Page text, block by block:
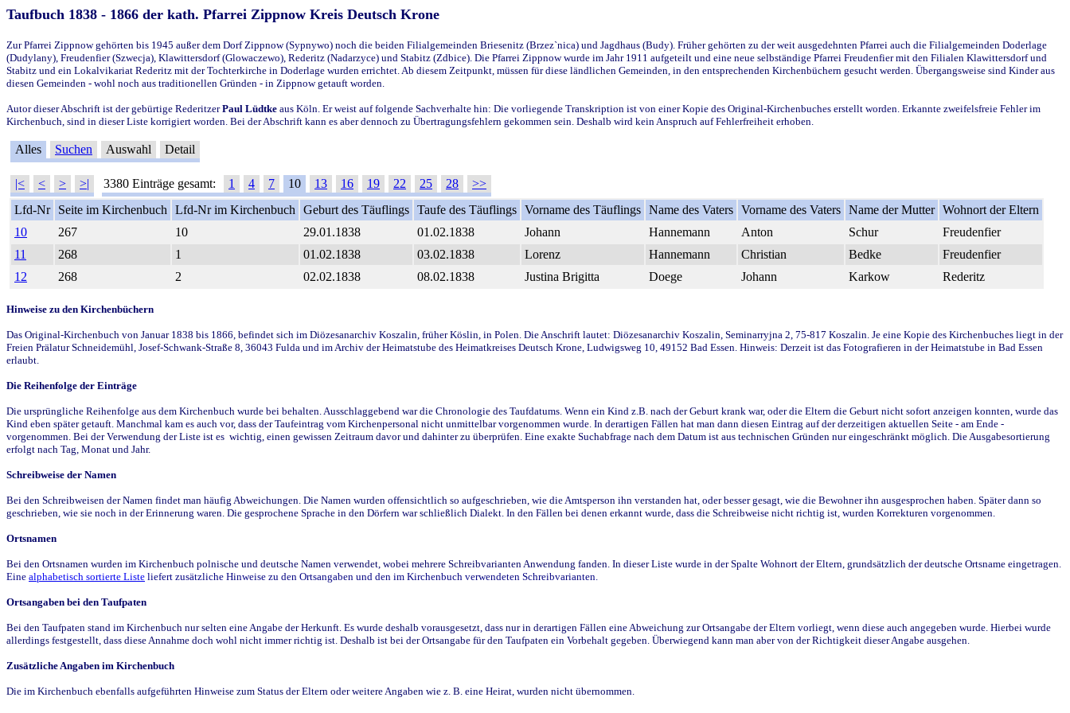
Taufbuch 1838 - 1866 der kath. Pfarrei Zippnow Kreis Deutsch Krone
Zur Pfarrei Zippnow gehörten bis 1945 außer dem Dorf Zippnow (Sypnywo) noch die beiden Filialgemeinden Briesenitz (Brzez`nica) und Jagdhaus (Budy). Früher gehörten zu der weit ausgedehnten Pfarrei auch die Filialgemeinden Doderlage
(Dudylany), Freudenfier (Szwecja), Klawittersdorf (Glowaczewo), Rederitz (Nadarzyce) und Stabitz (Zdbice). Die Pfarrei Zippnow wurde im Jahr 1911 aufgeteilt und eine neue selbständige Pfarrei Freudenfier mit den Filialen Klawittersdorf und
Stabitz und ein Lokalvikariat Rederitz mit der Tochterkirche in Doderlage wurden errichtet. Ab diesem Zeitpunkt, müssen für diese ländlichen Gemeinden, in den entsprechenden Kirchenbüchern gesucht werden. Übergangsweise sind Kinder aus
diesen Gemeinden - wohl noch aus traditionellen Gründen - in Zippnow getauft worden.
Autor dieser Abschrift ist der gebürtige RederitzerPaul Lüdtke aus Köln. Er weist auf folgende Sachverhalte hin: Die vorliegende Transkription ist von einer Kopie des Original-Kirchenbuches erstellt worden. Erkannte zweifelsfreie Fehler im
Kirchenbuch, sind in dieser Liste korrigiert worden. Bei der Abschrift kann es aber dennoch zu Übertragungsfehlern gekommen sein. Deshalb wird kein Anspruch auf Fehlerfreiheit erhoben.
Alles Suchen Auswahl Detail
|< < > >| 3380 Einträge gesamt: 1 4 7 10 13 16 19 22 25 28
>>
Lfd-Nr
Seite im Kirchenbuch Lfd-Nr im Kirchenbuch Geburt des Täuflings Taufe des Täuflings Vorname des Täuflings Name des Vaters Vorname des Vaters Name der Mutter Wohnort der Eltern
10
267 10 29.01.1838 01.02.1838 Johann Hannemann Anton Schur
Freudenfier
11
268 1 01.02.1838 03.02.1838 Lorenz Hannemann Christian Bedke
Freudenfier
12
268 2 02.02.1838 08.02.1838 Justina Brigitta Doege Johann Karkow Rederitz
Hinweise zu den Kirchenbüchern
Das Original-Kirchenbuch von Januar 1838 bis 1866, befindet sich im Diözesanarchiv Koszalin, früher Köslin, in Polen. Die Anschrift lautet: Diözesanarchiv Koszalin, Seminarryjna 2, 75-817 Koszalin. Je eine Kopie des Kirchenbuches liegt in der
Freien Prälatur Schneidemühl, Josef-Schwank-Straße 8, 36043 Fulda und im Archiv der Heimatstube des Heimatkreises Deutsch Krone, Ludwigsweg 10, 49152 Bad Essen. Hinweis: Derzeit ist das Fotografieren in der Heimatstube in Bad Essen
erlaubt.
Die Reihenfolge der Einträge
Die ursprüngliche Reihenfolge aus dem Kirchenbuch wurde bei behalten. Ausschlaggebend war die Chronologie des Taufdatums. Wenn ein Kind z.B. nach der Geburt krank war, oder die Eltern die Geburt nicht sofort anzeigen konnten, wurde das
Kind eben später getauft. Manchmal kam es auch vor, dass der Taufeintrag vom Kirchenpersonal nicht unmittelbar vorgenommen wurde. In derartigen Fällen hat man dann diesen Eintrag auf der derzeitigen aktuellen Seite - am Ende -
vorgenommen. Bei der Verwendung der Liste ist es wichtig, einen gewissen Zeitraum davor und dahinter zu überprüfen. Eine exakte Suchabfrage nach dem Datum ist aus technischen Gründen nur eingeschränkt möglich. Die Ausgabesortierung
erfolgt nach Tag, Monat und Jahr.
Schreibweise der Namen
Bei den Schreibweisen der Namen findet man häufig Abweichungen. Die Namen wurden offensichtlich so aufgeschrieben, wie die Amtsperson ihn verstanden hat, oder besser gesagt, wie die Bewohner ihn ausgesprochen haben. Später dann so
geschrieben, wie sie noch in der Erinnerung waren. Die gesprochene Sprache in den Dörfern war schließlich Dialekt. In den Fällen bei denen erkannt wurde, dass die Schreibweise nicht richtig ist, wurden Korrekturen vorgenommen.
Ortsnamen
Bei den Ortsnamen wurden im Kirchenbuch polnische und deutsche Namen verwendet, wobei mehrere Schreibvarianten Anwendung fanden. In dieser Liste wurde in der Spalte Wohnort der Eltern, grundsätzlich der deutsche Ortsname eingetragen.
Eine alphabetisch sortierte Liste liefert zusätzliche Hinweise zu den Ortsangaben und den im Kirchenbuch verwendeten Schreibvarianten.
Ortsangaben bei den Taufpaten
Bei den Taufpaten stand im Kirchenbuch nur selten eine Angabe der Herkunft. Es wurde deshalb vorausgesetzt, dass nur in derartigen Fällen eine Abweichung zur Ortsangabe der Eltern vorliegt, wenn diese auch angegeben wurde. Hierbei wurde
allerdings festgestellt, dass diese Annahme doch wohl nicht immer richtig ist. Deshalb ist bei der Ortsangabe für den Taufpaten ein Vorbehalt gegeben. Überwiegend kann man aber von der Richtigkeit dieser Angabe ausgehen.
Zusätzliche Angaben im Kirchenbuch
Die im Kirchenbuch ebenfalls aufgeführten Hinweise zum Status der Eltern oder weitere Angaben wie z. B. eine Heirat, wurden nicht übernommen.